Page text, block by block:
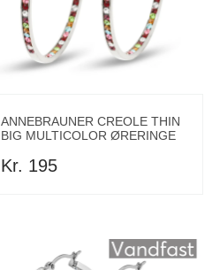
ANNEBRAUNER CREOLE THIN
BIG MULTICOLOR ØRERINGE
Kr. 195